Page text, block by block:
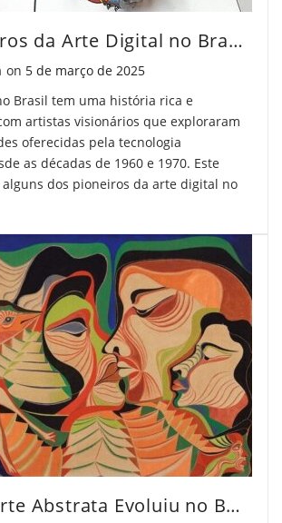
Os Pioneiros da Arte Digital no Brasil que Você Deve Conhecer
on Posted on
5 de março de 2025
Brasil tem uma história rica e
artistas visionários que exploraram
oferecidas pela tecnologia
as décadas de 1960 e 1970. Este
dos pioneiros da arte digital no
Como a Arte Abstrata Evoluiu no Brasil